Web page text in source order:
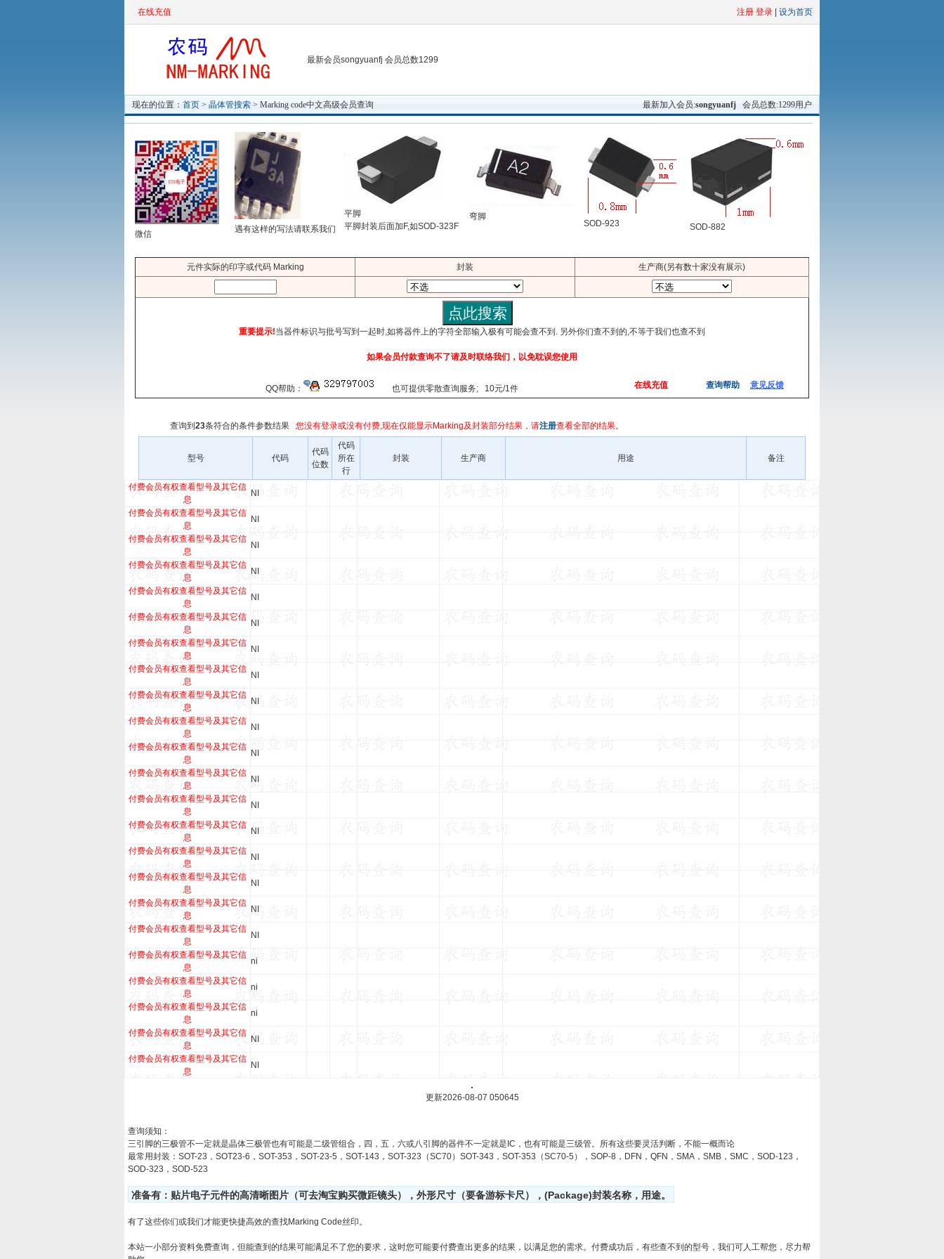
在线充值 注册 登录 设为首页
最新会员songyuanfj 会员总数1299
现在的位置： 首页 > 晶体管搜索 > Marking code中文高级会员查询 最新加入会员:songyuanfj 会员总数:1299用户
微信 遇有这样的写法请联系我们
平脚
平脚封装后面加F,如SOD-323F
弯脚
SOD-923 SOD-882
元件实际的印字或代码 Marking 封装 生产商(另有数十家没有展示)
重要提示!当器件标识与批号写到一起时,如将器件上的字符全部输入极有可能会查不到. 另外你们查不到的,不等于我们也查不到
如果会员付款查询不了请及时联络我们，以免耽误您使用
QQ帮助： 也可提供零散查询服务; 10元/1件 在线充值 查询帮助 意见反馈
查询到 23条符合的条件参数结果 您没有登录或没有付费,现在仅能显示Marking及封装部分结果，请注册查看全部的结果。
型号 代码
代码
位数
代码
所在
行
封装 生产商 用途 备注
付费会员有权查看型号及其它信
息
NI
付费会员有权查看型号及其它信
息
NI
付费会员有权查看型号及其它信
息
NI
付费会员有权查看型号及其它信
息
NI
付费会员有权查看型号及其它信
息
NI
付费会员有权查看型号及其它信
息
NI
付费会员有权查看型号及其它信
息
NI
付费会员有权查看型号及其它信
息
NI
付费会员有权查看型号及其它信
息
NI
付费会员有权查看型号及其它信
息
NI
付费会员有权查看型号及其它信
息
NI
付费会员有权查看型号及其它信
息
NI
付费会员有权查看型号及其它信
息
NI
付费会员有权查看型号及其它信
息
NI
付费会员有权查看型号及其它信
息
NI
付费会员有权查看型号及其它信
息
NI
付费会员有权查看型号及其它信
息
NI
付费会员有权查看型号及其它信
息
NI
付费会员有权查看型号及其它信
息
ni
付费会员有权查看型号及其它信
息
ni
付费会员有权查看型号及其它信
息
ni
付费会员有权查看型号及其它信
息
NI
付费会员有权查看型号及其它信
息
NI
.
更新2026-08-07 050645
查询须知：
三引脚的三极管不一定就是晶体三极管也有可能是二级管组合，四，五，六或八引脚的器件不一定就是IC，也有可能是三级管。所有这些要灵活判断，不能一概而论
最常用封装：SOT-23，SOT23-6，SOT-353，SOT-23-5，SOT-143，SOT-323（SC70）SOT-343，SOT-353（SC70-5），SOP-8，DFN，QFN，SMA，SMB，SMC，SOD-123，
SOD-323，SOD-523
准备有：贴片电子元件的高清晰图片（可去淘宝购买微距镜头），外形尺寸（要备游标卡尺），(Package)封装名称，用途。
有了这些你们或我们才能更快捷高效的查找Marking Code丝印。
本站一小部分资料免费查询，但能查到的结果可能满足不了您的要求，这时您可能要付费查出更多的结果，以满足您的需求。付费成功后，有些查不到的型号，我们可人工帮您，尽力帮